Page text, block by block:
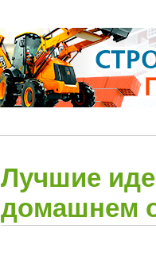
Лучшие
домашнем